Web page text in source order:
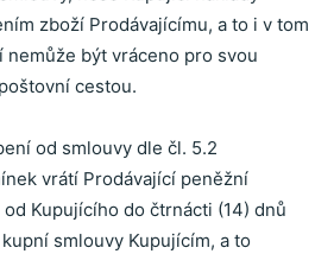
zboží Prodávajícímu, a to i v tom
nemůže být vráceno pro svou
cestou.
od smlouvy dle čl. 5.2
vrátí Prodávající peněžní
Kupujícího do čtrnácti (14) dnů
smlouvy Kupujícím, a to